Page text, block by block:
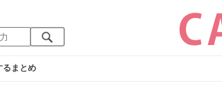
るまとめ